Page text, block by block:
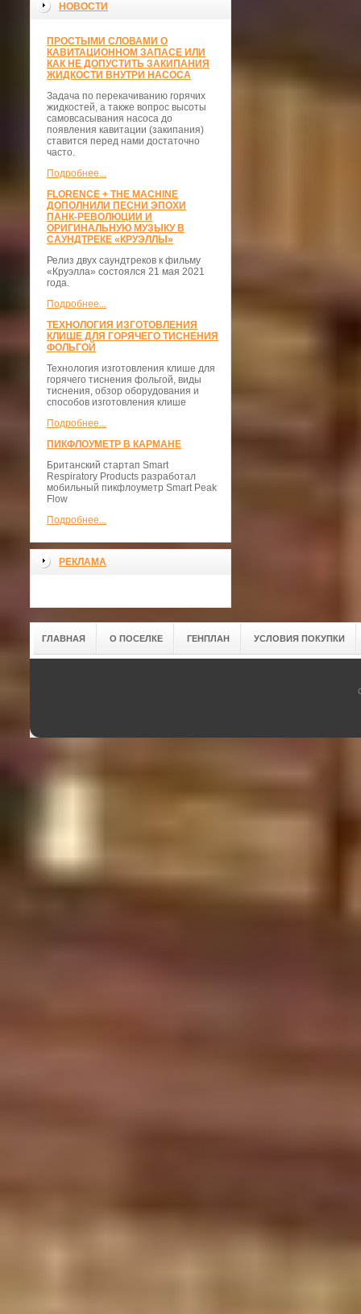
НОВОСТИ
ПРОСТЫМИ СЛОВАМИ О
КАВИТАЦИОННОМ ЗАПАСЕ ИЛИ
КАК НЕ ДОПУСТИТЬ ЗАКИПАНИЯ
ЖИДКОСТИ ВНУТРИ НАСОСА
Задача по перекачиванию горячих
жидкостей, а также вопрос высоты
самовсасывания насоса до
появления кавитации (закипания)
ставится перед нами достаточно
часто.
Подробнее...
FLORENCE + THE MACHINE
ДОПОЛНИЛИ ПЕСНИ ЭПОХИ
ПАНК-РЕВОЛЮЦИИ И
ОРИГИНАЛЬНУЮ МУЗЫКУ В
САУНДТРЕКЕ «КРУЭЛЛЫ»
Релиз двух саундтреков к фильму
«Круэлла» состоялся 21 мая 2021
года.
Подробнее...
ТЕХНОЛОГИЯ ИЗГОТОВЛЕНИЯ
КЛИШЕ ДЛЯ ГОРЯЧЕГО ТИСНЕНИЯ
ФОЛЬГОЙ
Технология изготовления клише для
горячего тиснения фольгой, виды
тиснения, обзор оборудования и
способов изготовления клише
Подробнее...
ПИКФЛОУМЕТР В КАРМАНЕ
Британский стартап Smart
Respiratory Products разработал
мобильный пикфлоуметр Smart Peak
Flow
Подробнее...
РЕКЛАМА
ГЛАВНАЯ О ПОСЕЛКЕ ГЕНПЛАН УСЛОВИЯ ПОКУПКИ